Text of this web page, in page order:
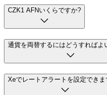
CZK1 AFNいくらですか?
通貨を両替するにはどうすればよ
Xeでレートアラートを設定できま